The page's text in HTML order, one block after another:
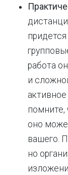
работа
и
помните,
оно
вашего.
но